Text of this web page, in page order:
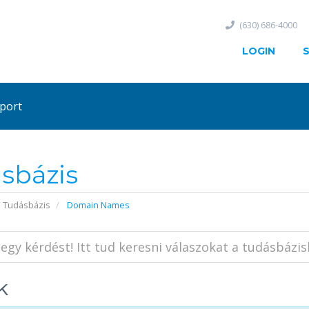
LOGIN
(630) 686-4000
Tudásbázis Domain Names